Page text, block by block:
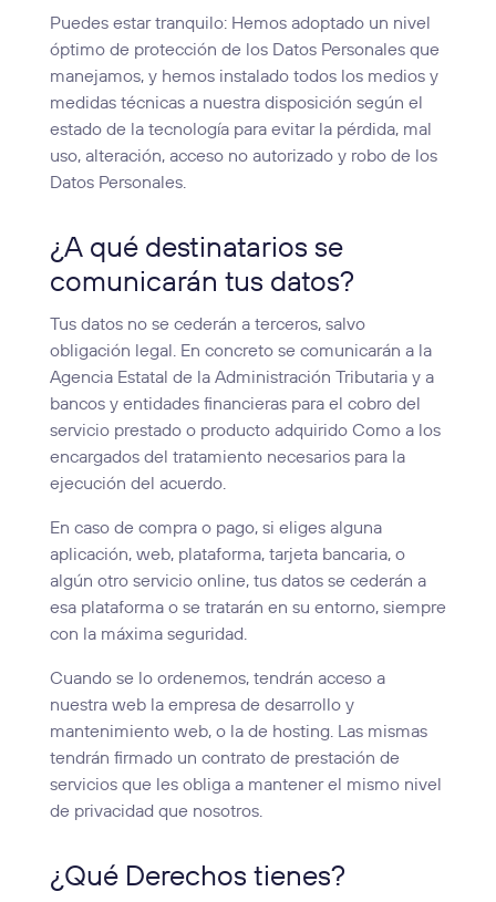
Puedes estar tranquilo: Hemos adoptado un nivel
óptimo de protección de los Datos Personales que
manejamos, y hemos instalado todos los medios y
medidas técnicas a nuestra disposición según el
estado de la tecnología para evitar la pérdida, mal
uso, alteración, acceso no autorizado y robo de los
Datos Personales.
¿A qué destinatarios se
comunicarán tus datos?
Tus datos no se cederán a terceros, salvo
obligación legal. En concreto se comunicarán a la
Agencia Estatal de la Administración Tributaria y a
bancos y entidades financieras para el cobro del
servicio prestado o producto adquirido Como a los
encargados del tratamiento necesarios para la
ejecución del acuerdo.
En caso de compra o pago, si eliges alguna
aplicación, web, plataforma, tarjeta bancaria, o
algún otro servicio online, tus datos se cederán a
esa plataforma o se tratarán en su entorno, siempre
con la máxima seguridad.
Cuando se lo ordenemos, tendrán acceso a
nuestra web la empresa de desarrollo y
mantenimiento web, o la de hosting. Las mismas
tendrán firmado un contrato de prestación de
servicios que les obliga a mantener el mismo nivel
de privacidad que nosotros.
¿Qué Derechos tienes?